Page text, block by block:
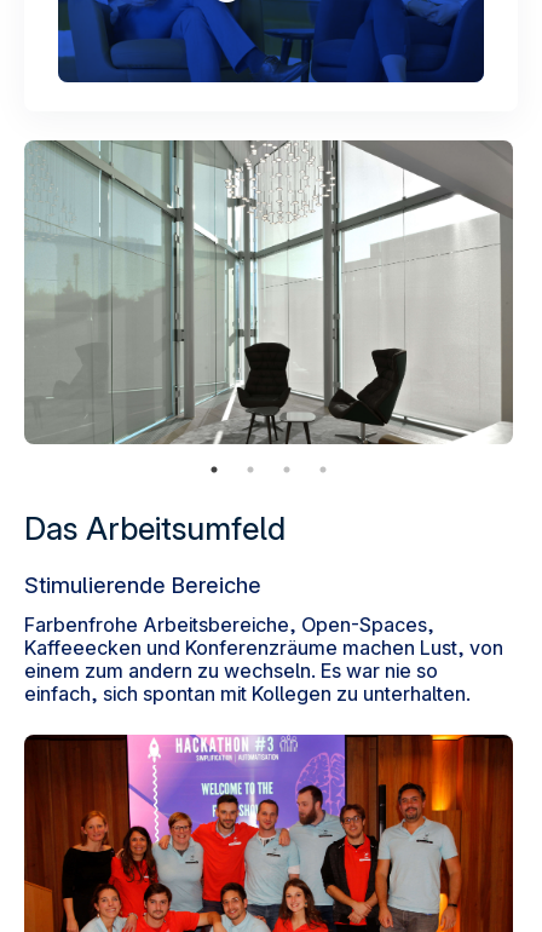
deren Leistung verfolgen. § Informationen mit den
verwendeten sozialen Netzwerken teilen und Ihnen die
Möglichkeit geben, Inhalte anzuzeigen, die auf einer
Das Arbeitsumfeld
Stimulierende Bereiche
Farbenfrohe Arbeitsbereiche, Open-Spaces,
Kaffeeecken und Konferenzräume machen Lust, von
einem zum andern zu wechseln. Es war nie so
einfach, sich spontan mit Kollegen zu unterhalten.